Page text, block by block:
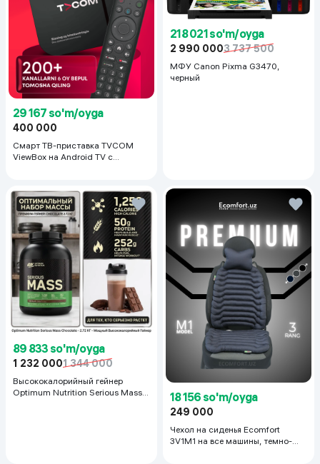
29 167 so'm/oyga
400 000
Смарт ТВ-приставка TVCOM
ViewBox на Android TV с
218 021 so'm/oyga
2 990 0003 737 500
МФУ Canon Pixma G3470,
черный
89 833 so'm/oyga
1 232 0001 344 000
Высококалорийный гейнер
Optimum Nutrition Serious Mass,
18 156 so'm/oyga
249 000
Чехол на сиденья Ecomfort
3V1M1 на все машины, темно-